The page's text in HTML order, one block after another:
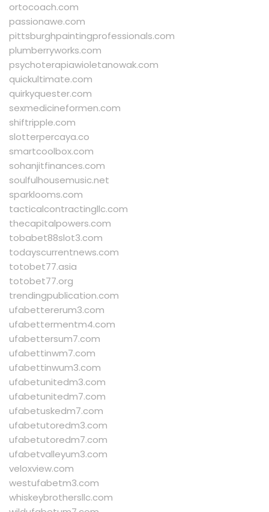
ortocoach.com
passionawe.com
pittsburghpaintingprofessionals.com
plumberryworks.com
psychoterapiawioletanowak.com
quickultimate.com
quirkyquester.com
sexmedicineformen.com
shiftripple.com
slotterpercaya.co
smartcoolbox.com
sohanjitfinances.com
soulfulhousemusic.net
sparklooms.com
tacticalcontractingllc.com
thecapitalpowers.com
tobabet88slot3.com
todayscurrentnews.com
totobet77.asia
totobet77.org
trendingpublication.com
ufabettererum3.com
ufabettermentm4.com
ufabettersum7.com
ufabettinwm7.com
ufabettinwum3.com
ufabetunitedm3.com
ufabetunitedm7.com
ufabetuskedm7.com
ufabetutoredm3.com
ufabetutoredm7.com
ufabetvalleyum3.com
veloxview.com
westufabetm3.com
whiskeybrothersllc.com